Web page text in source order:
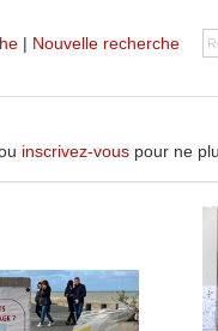
| Nouvelle recherche
inscrivez-vous pour ne